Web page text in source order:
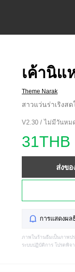
เค้านิแ
Theme Narak
สาวแว่นร่าเริงส
V2.30 / ไม่มีวันหม
31THB
ส่งข
การแสดงผ
ภาพในร้านธีมเป็นภาพป
ระบบปฏิบัติการ โปรดพิจ